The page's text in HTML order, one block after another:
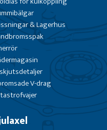
& Lagerhus
V-drag